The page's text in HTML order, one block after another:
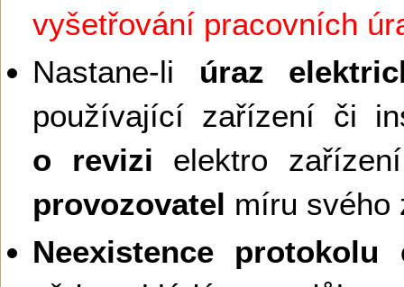
vyšetřování pracovních
Nastane-li úraz
používající zařízení či
o revizi elektro
provozovatel míru svého
Neexistence protokolu